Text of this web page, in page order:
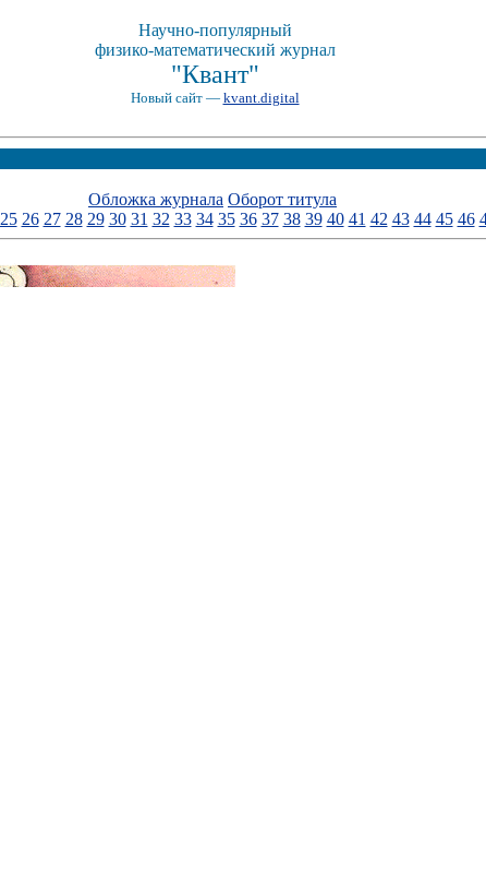
Научно-популярный
физико-математический журнал
"Квант"
Новый сайт — kvant.digital
Обложка журнала Оборот титула
25 26 27 28 29 30 31 32 33 34 35 36 37 38 39 40 41 42 43 44 45 46